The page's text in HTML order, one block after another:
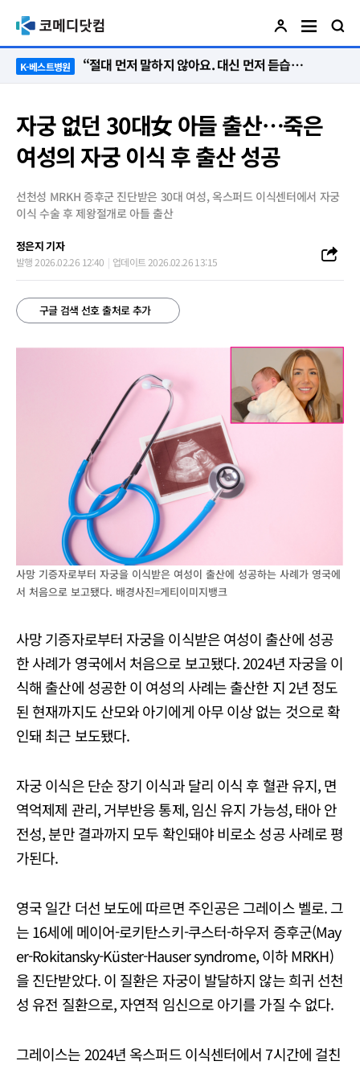
K-베스트병원 “절대 먼저 말하지 않아요. 대신 먼저 듣습니다”
자궁 없던 30대女 아들 출산…죽은
여성의 자궁 이식 후 출산 성공
선천성 MRKH 증후군 진단받은 30대 여성, 옥스퍼드 이식센터에서 자궁
이식 수술 후 제왕절개로 아들 출산
정은지 기자
발행 2026.02.26 12:40 업데이트 2026.02.26 13:15
구글 검색 선호 출처로 추가
사망 기증자로부터 자궁을 이식받은 여성이 출산에 성공하는 사례가 영국에
서 처음으로 보고됐다. 배경사진=게티이미지뱅크
사망 기증자로부터 자궁을 이식받은 여성이 출산에 성공
한 사례가 영국에서 처음으로 보고됐다. 2024년 자궁을 이
식해 출산에 성공한 이 여성의 사례는 출산한 지 2년 정도
된 현재까지도 산모와 아기에게 아무 이상 없는 것으로 확
인돼 최근 보도됐다.
자궁 이식은 단순 장기 이식과 달리 이식 후 혈관 유지, 면
역억제제 관리, 거부반응 통제, 임신 유지 가능성, 태아 안
전성, 분만 결과까지 모두 확인돼야 비로소 성공 사례로 평
가된다.
영국 일간 더선 보도에 따르면 주인공은 그레이스 벨로. 그
는 16세에 메이어-로키탄스키-쿠스터-하우저 증후군(May
er-Rokitansky-Küster-Hauser syndrome, 이하 MRKH)
을 진단받았다. 이 질환은 자궁이 발달하지 않는 희귀 선천
성 유전 질환으로, 자연적 임신으로 아기를 가질 수 없다.
그레이스는 2024년 옥스퍼드 이식센터에서 7시간에 걸친